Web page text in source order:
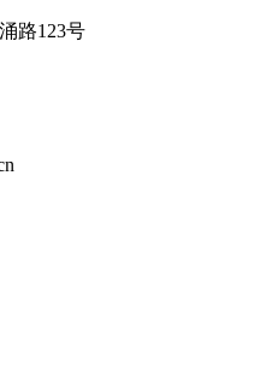
路123号